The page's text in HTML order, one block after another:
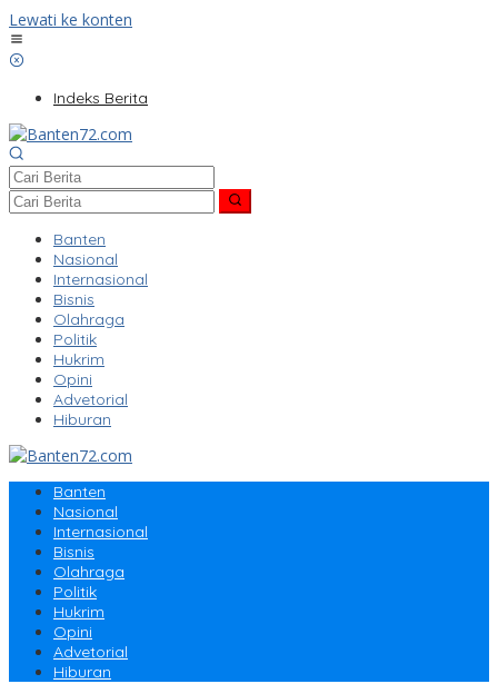
Lewati ke konten
Indeks Berita
Banten
Nasional
Internasional
Bisnis
Olahraga
Politik
Hukrim
Opini
Advetorial
Hiburan
Banten
Nasional
Internasional
Bisnis
Olahraga
Politik
Hukrim
Opini
Advetorial
Hiburan